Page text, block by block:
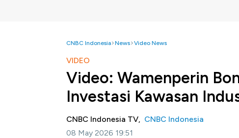
CNBC Indonesia News Video News
VIDEO
Video: Wamenperin
Investasi Kawasan
CNBC Indonesia TV, CNBC Indonesia
08 May 2026 19:51